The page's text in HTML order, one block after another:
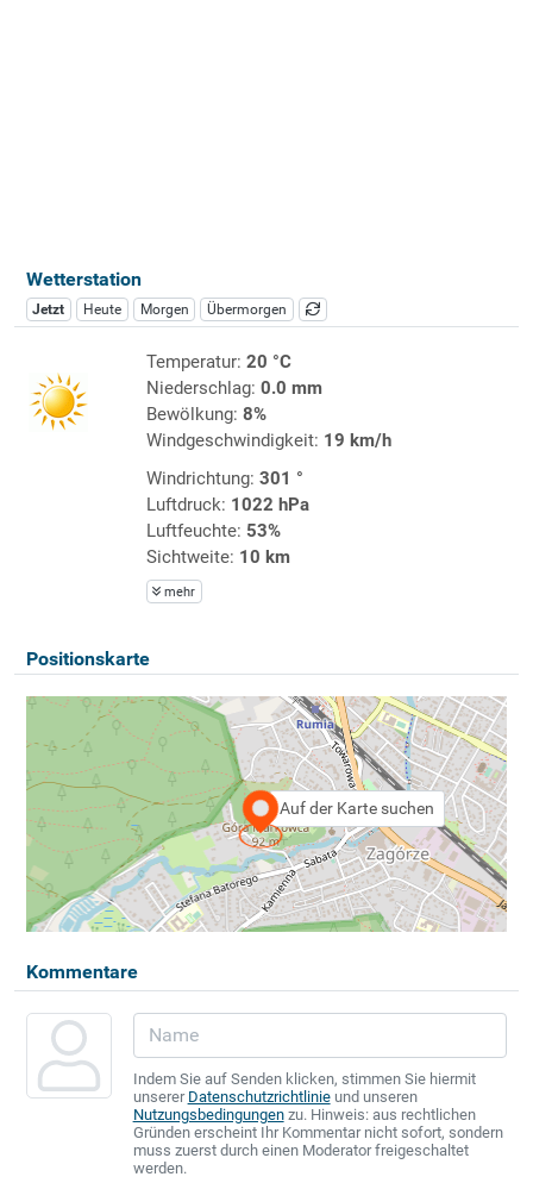
Wetterstation
Jetzt Heute Morgen Übermorgen
Temperatur: 20 °C
Niederschlag: 0.0 mm
Bewölkung: 8%
Windgeschwindigkeit: 19 km/h
Windrichtung: 301 °
Luftdruck: 1022 hPa
Luftfeuchte: 53%
Sichtweite: 10 km
mehr
Positionskarte
Auf der Karte suchen
Kommentare
Indem Sie auf Senden klicken, stimmen Sie hiermit
unserer Datenschutzrichtlinieund unseren
Nutzungsbedingungenzu. Hinweis: aus rechtlichen
Gründen erscheint Ihr Kommentar nicht sofort, sondern
muss zuerst durch einen Moderator freigeschaltet
werden.